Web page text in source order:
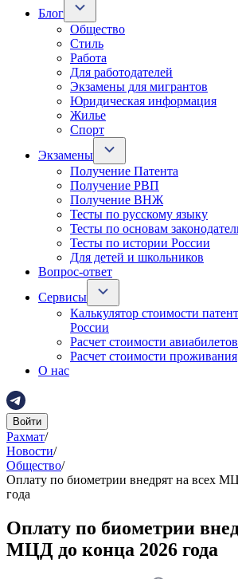
Блог
Общество
Стиль
Работа
Для работодателей
Экзамены для мигрантов
Юридическая информация
Жилье
Спорт
Экзамены
Получение Патента
Получение РВП
Получение ВНЖ
Тесты по русскому языку
Тесты по основам
Тесты по истории России
Для детей и школьников
Вопрос-ответ
Сервисы
Калькулятор стоимости
России
Расчет стоимости авиабилетов
Расчет стоимости проживания
О нас
Войти
Рахмат/
Новости/
Общество/
Оплату по биометрии внедрят на всех
года
Оплату по биометрии
МЦД до конца 2026 года